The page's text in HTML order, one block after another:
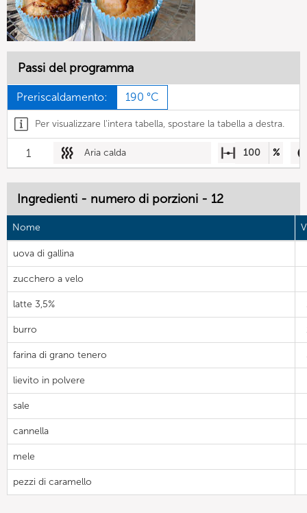
Passi del programma
Preriscaldamento: 190 °C
Per visualizzare l'intera tabella, spostare la tabella a destra.
1 Aria calda 100 %
Ingredienti - numero di porzioni - 12
Nome
uova di gallina
zucchero a velo
latte 3,5%
burro
farina di grano tenero
lievito in polvere
sale
cannella
mele
pezzi di caramello